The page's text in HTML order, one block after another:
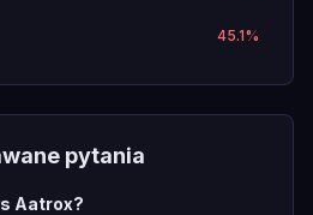
45.1%
pytania
Aatrox?